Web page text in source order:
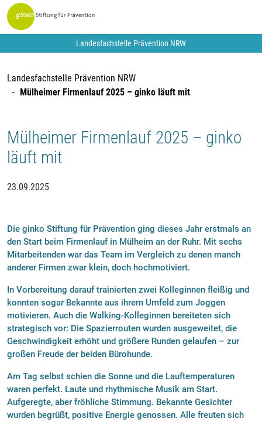
Landesfachstelle Prävention NRW
Landesfachstelle Prävention NRW
Mülheimer Firmenlauf 2025 – ginko läuft mit
Mülheimer Firmenlauf 2025 – ginko
läuft mit
23.09.2025
Die ginko Stiftung für Prävention ging dieses Jahr erstmals an
den Start beim Firmenlauf in Mülheim an der Ruhr. Mit sechs
Mitarbeitenden war das Team im Vergleich zu denen manch
anderer Firmen zwar klein, doch hochmotiviert.
In Vorbereitung darauf trainierten zwei Kolleginnen fleißig und
konnten sogar Bekannte aus ihrem Umfeld zum Joggen
motivieren. Auch die Walking-Kolleginnen bereiteten sich
strategisch vor: Die Spazierrouten wurden ausgeweitet, die
Geschwindigkeit erhöht und größere Runden gelaufen – zur
großen Freude der beiden Bürohunde.
Am Tag selbst schien die Sonne und die Lauftemperaturen
waren perfekt. Laute und rhythmische Musik am Start.
Aufgeregte, aber fröhliche Stimmung. Bekannte Gesichter
wurden begrüßt, positive Energie genossen. Alle freuten sich